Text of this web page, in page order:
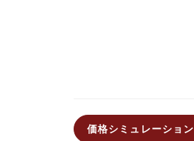
価格シミュレーション